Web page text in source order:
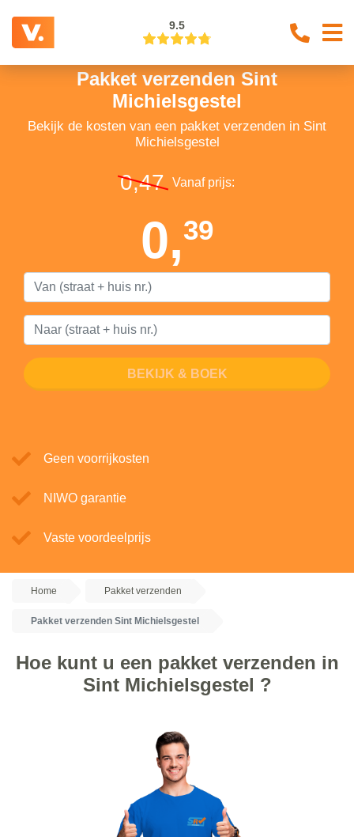
9.5
Pakket verzenden Sint
Michielsgestel
Bekijk de kosten van een pakket verzenden in Sint
Michielsgestel
0,47 Vanaf prijs:
0,39
BEKIJK & BOEK
Geen voorrijkosten
NIWO garantie
Vaste voordeelprijs
Home Pakket verzenden
Pakket verzenden Sint Michielsgestel
Hoe kunt u een pakket verzenden in
Sint Michielsgestel ?